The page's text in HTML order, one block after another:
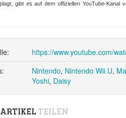
gibt es auf dem offiziellen YouTube-Kanal
https://www.youtube.com/
Nintendo, Nintendo Wii U,
Yoshi, Daisy
TEILEN